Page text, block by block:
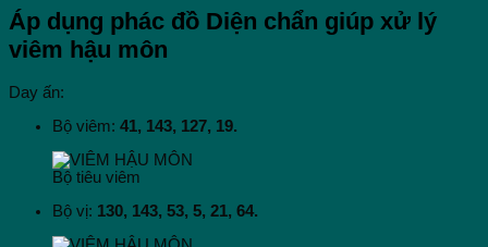
Áp dụng phác đồ Diện chẩn giúp xử lý
viêm hậu môn
Day ấn:
Bộ viêm: 41, 143, 127, 19.
Bộ tiêu viêm
Bộ vị: 130, 143, 53, 5, 21, 64.